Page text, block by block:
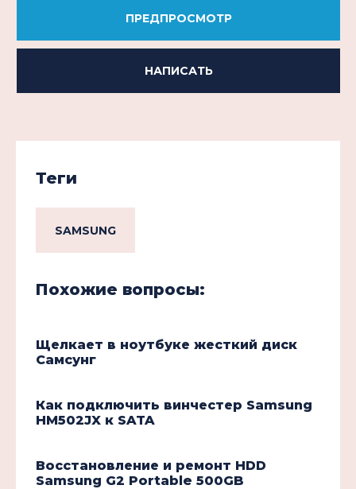
ПРЕДПРОСМОТР
НАПИСАТЬ
Теги
SAMSUNG
Похожие вопросы:
Щелкает в ноутбуке жесткий диск
Самсунг
Как подключить винчестер Samsung
HM502JX к SATA
Восстановление и ремонт HDD
Samsung G2 Portable 500GB